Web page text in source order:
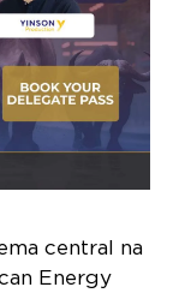
Energy
que o